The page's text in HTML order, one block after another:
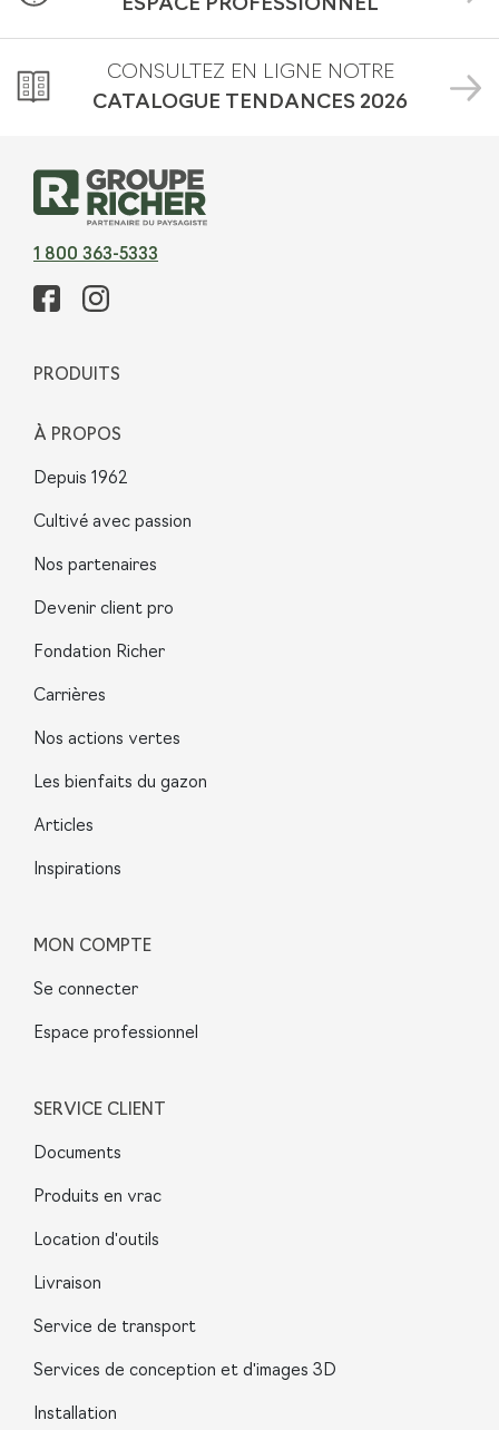
ESPACE PROFESSIONNEL
CONSULTEZ EN LIGNE NOTRE
CATALOGUE TENDANCES 2026
1 800 363-5333
PRODUITS
À PROPOS
Depuis 1962
Cultivé avec passion
Nos partenaires
Devenir client pro
Fondation Richer
Carrières
Nos actions vertes
Les bienfaits du gazon
Articles
Inspirations
MON COMPTE
Se connecter
Espace professionnel
SERVICE CLIENT
Documents
Produits en vrac
Location d'outils
Livraison
Service de transport
Services de conception et d'images 3D
Installation